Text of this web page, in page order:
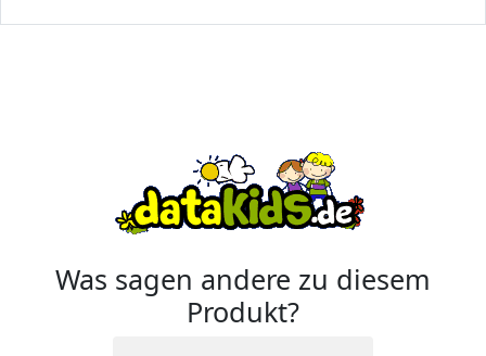
Was sagen andere zu diesem
Produkt?